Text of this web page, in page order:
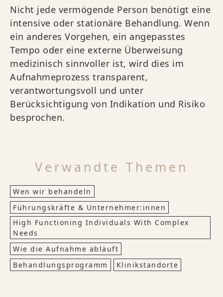
Nicht jede vermögende Person benötigt eine
intensive oder stationäre Behandlung. Wenn
ein anderes Vorgehen, ein angepasstes
Tempo oder eine externe Überweisung
medizinisch sinnvoller ist, wird dies im
Aufnahmeprozess transparent,
verantwortungsvoll und unter
Berücksichtigung von Indikation und Risiko
besprochen.
Verwandte Themen
Wen wir behandeln
Führungskräfte & Unternehmer:innen
High Functioning Individuals With Complex
Needs
Wie die Aufnahme abläuft
Behandlungsprogramm
Klinikstandorte